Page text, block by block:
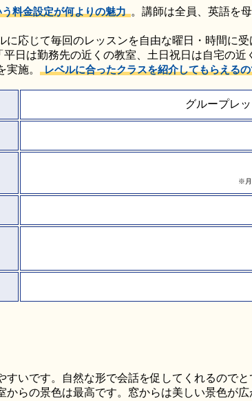
料金設定が何よりの魅力 。講師は全員、英語を
応じて毎回のレッスンを自由な曜日・時間に
日は勤務先の近くの教室、土日祝日は自宅の近
施。
レベルに合ったクラスを紹介してもらえる
グループレ
※月
いです。自然な形で会話を促してくれるので
らの景色は最高です。窓からは美しい景色が